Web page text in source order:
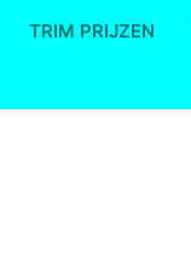
TRIM PRIJZEN